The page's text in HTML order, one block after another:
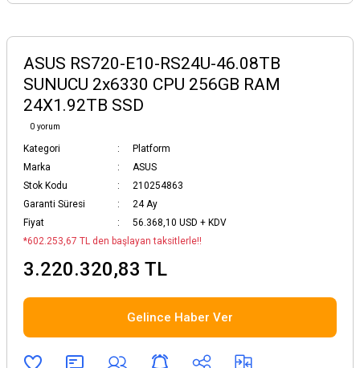
ASUS RS720-E10-RS24U-46.08TB
SUNUCU 2x6330 CPU 256GB RAM
24X1.92TB SSD
0 yorum
Kategori
Platform
Marka
ASUS
Stok Kodu
210254863
Garanti Süresi
24 Ay
Fiyat
56.368,10 USD + KDV
*602.253,67 TL den başlayan taksitlerle!!
3.220.320,83 TL
Gelince Haber Ver